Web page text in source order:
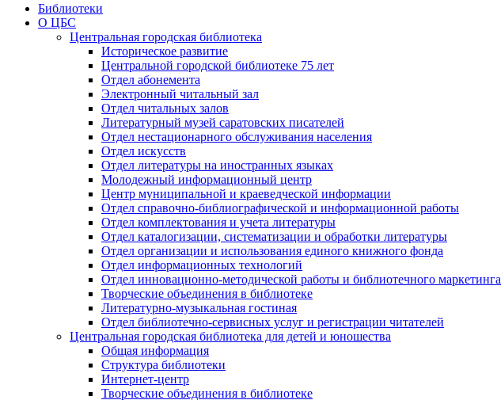
Библиотеки
О ЦБС
Центральная городская библиотека
Историческое развитие
Центральной городской библиотеке 75 лет
Отдел абонемента
Электронный читальный зал
Отдел читальных залов
Литературный музей саратовских писателей
Отдел нестационарного обслуживания населения
Отдел искусств
Отдел литературы на иностранных языках
Молодежный информационный центр
Центр муниципальной и краеведческой информации
Отдел справочно-библиографической и информационной работы
Отдел комплектования и учета литературы
Отдел каталогизации, систематизации и обработки литературы
Отдел организации и использования единого книжного фонда
Отдел информационных технологий
Отдел инновационно-методической работы и библиотечного маркетинга
Творческие объединения в библиотеке
Литературно-музыкальная гостиная
Отдел библиотечно-сервисных услуг и регистрации читателей
Центральная городская библиотека для детей и юношества
Общая информация
Структура библиотеки
Интернет-центр
Творческие объединения в библиотеке